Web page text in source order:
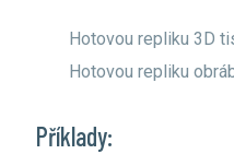
Hotovou repliku 3D
Hotovou repliku
Příklady: